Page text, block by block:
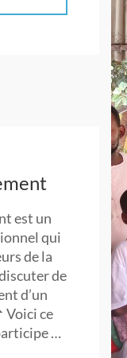
est un
qui
de la
de
d’un
Voici ce
…